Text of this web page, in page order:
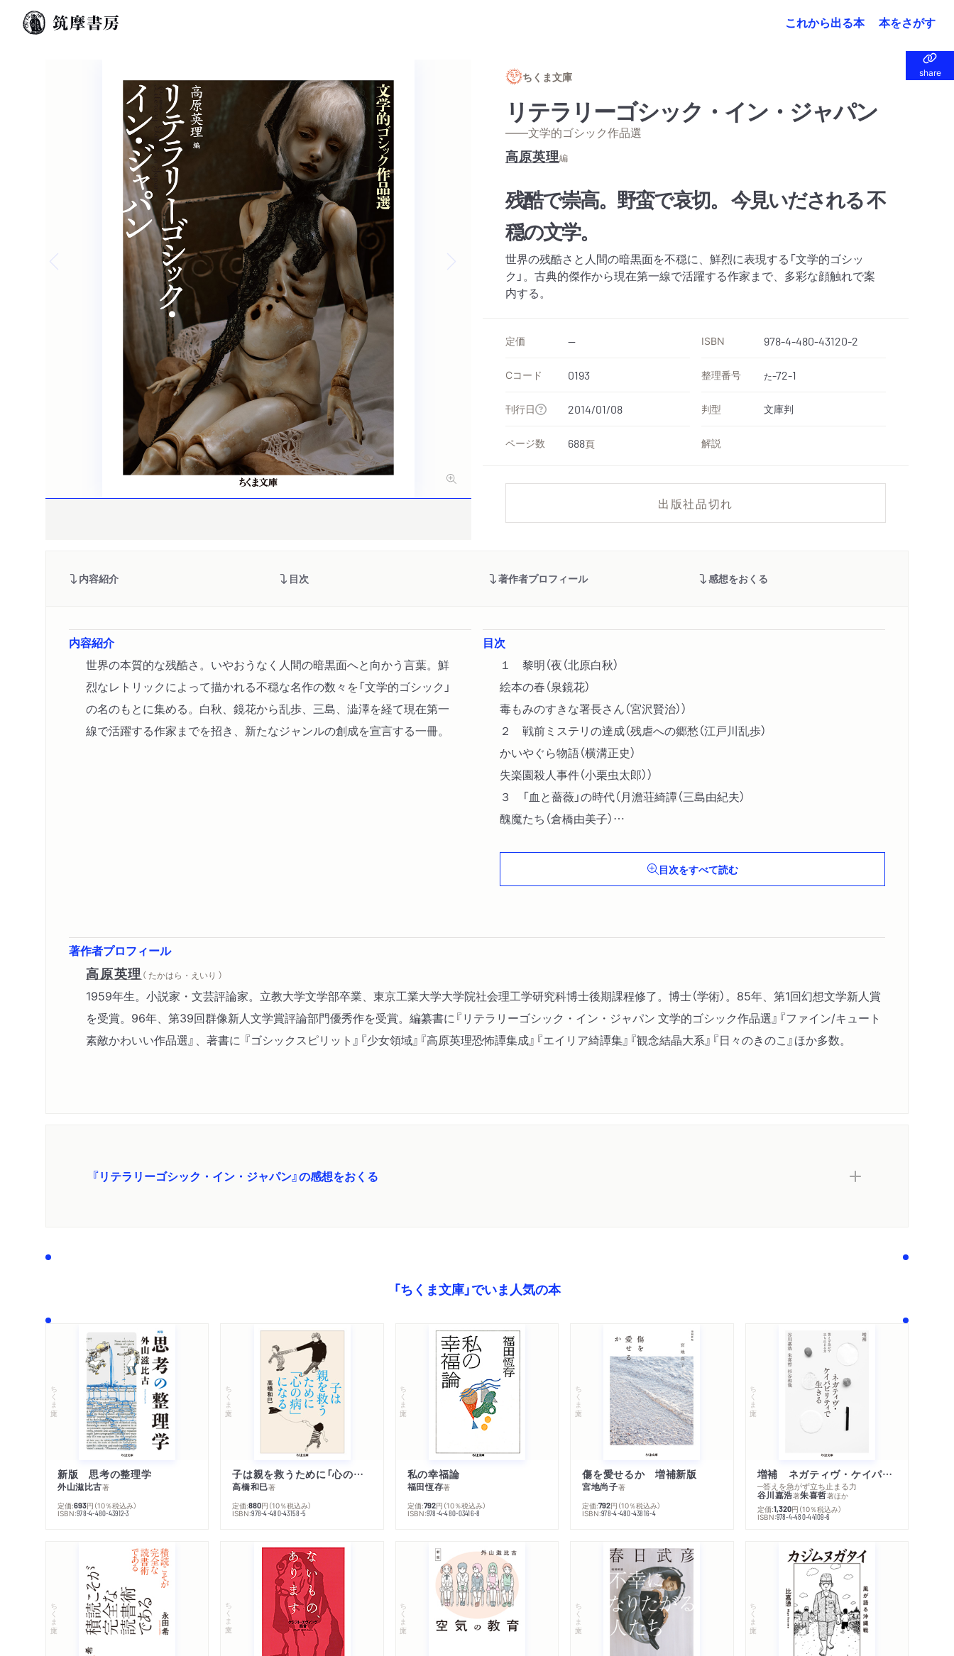
これから出る本 本をさがす
share
share
ちくま文庫
リテラリーゴシック・イン・ジャパン
——文学的ゴシック作品選
高原英理編
残酷で崇高。野蛮で哀切。 今見いだされる 不
穏の文学。
世界の残酷さと人間の暗黒面を不穏に、鮮烈に表現する「文学的ゴシッ
ク」。古典的傑作から現在第一線で活躍する作家まで、多彩な顔触れで案
内する。
定価 -- ISBN 978-4-480-43120-2
Cコード 0193 整理番号 た-72-1
刊行日 2014/01/08 判型 文庫判
ページ数 688頁 解説
出版社品切れ
内容紹介 目次 著作者プロフィール 感想をおくる
内容紹介
世界の本質的な残酷さ。いやおうなく人間の暗黒面へと向かう言葉。鮮
烈なレトリックによって描かれる不穏な名作の数々を「文学的ゴシック」
の名のもとに集める。白秋、鏡花から乱歩、三島、澁澤を経て現在第一
線で活躍する作家までを招き、新たなジャンルの創成を宣言する一冊。
目次
１ 黎明（夜（北原白秋）
絵本の春（泉鏡花）
毒もみのすきな署長さん（宮沢賢治））
２ 戦前ミステリの達成（残虐への郷愁（江戸川乱歩）
かいやぐら物語（横溝正史）
失楽園殺人事件（小栗虫太郎））
３ 「血と薔薇」の時代（月澹荘綺譚（三島由紀夫）
醜魔たち（倉橋由美子）
第九の欠落を含む十の詩篇（高橋睦郎）
僧侶（吉岡実）
兎（金井美恵子）
葛原妙子三十三首
高柳重信十一句
ジャングリン・パパの愛撫の手（桜庭一樹）
逃げよう（京極夏彦）
ステーシー異聞 再殺部隊隊長の回想（大槻ケンヂ）
老年（倉阪鬼一郎）
ミンク（金原ひとみ）
デーモン日暮（木下古栗）
今日の心霊（藤野可織）
人魚
目次をすべて読む
著作者プロフィール
高原英理 （ たかはら・えいり ）
1959年生。小説家・文芸評論家。立教大学文学部卒業、東京工業大学大学院社会理工学研究科博士後期課程修了。博士（学術）。85年、第1回幻想文学新人賞
を受賞。96年、第39回群像新人文学賞評論部門優秀作を受賞。編纂書に『リテラリーゴシック・イン・ジャパン 文学的ゴシック作品選』『ファイン/キュート
素敵かわいい作品選』、著書に 『ゴシックスピリット』『少女領域』『高原英理恐怖譚集成』『エイリア綺譚集』『観念結晶大系』『日々のきのこ』ほか多数。
『リテラリーゴシック・イン・ジャパン』の感想をおくる
「ちくま文庫」でいま人気の本
ちくま文庫
新版 思考の整理学
外山滋比古著
定価:693円 （10％税込み）
ISBN:978-4-480-43912-3
ちくま文庫
子は親を救うために「心の病」になる
高橋和巳著
定価:880円 （10％税込み）
ISBN:978-4-480-43158-5
ちくま文庫
私の幸福論
福田恆存著
定価:792円 （10％税込み）
ISBN:978-4-480-03416-8
ちくま文庫
傷を愛せるか 増補新版
宮地尚子著
定価:792円 （10％税込み）
ISBN:978-4-480-43816-4
ちくま文庫
増補 ネガティヴ・ケイパビリティで生きる
─答えを急がず立ち止まる力
谷川嘉浩著朱喜哲著ほか
定価:1,320円 （10％税込み）
ISBN:978-4-480-44109-6
ちくま文庫 ちくま文庫 ちくま文庫 ちくま文庫 ちくま文庫